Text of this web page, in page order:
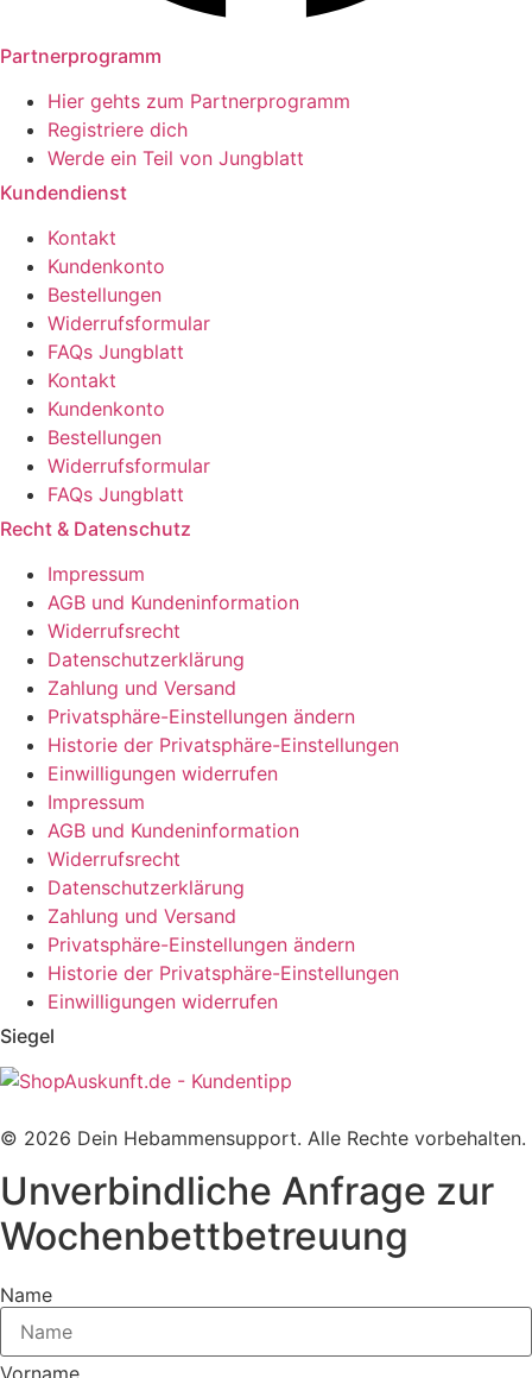
Partnerprogramm
Hier gehts zum Partnerprogramm
Registriere dich
Werde ein Teil von Jungblatt
Kundendienst
Kontakt
Kundenkonto
Bestellungen
Widerrufsformular
FAQs Jungblatt
Kontakt
Kundenkonto
Bestellungen
Widerrufsformular
FAQs Jungblatt
Recht & Datenschutz
Impressum
AGB und Kundeninformation
Widerrufsrecht
Datenschutzerklärung
Zahlung und Versand
Privatsphäre-Einstellungen ändern
Historie der Privatsphäre-Einstellungen
Einwilligungen widerrufen
Impressum
AGB und Kundeninformation
Widerrufsrecht
Datenschutzerklärung
Zahlung und Versand
Privatsphäre-Einstellungen ändern
Historie der Privatsphäre-Einstellungen
Einwilligungen widerrufen
Siegel
© 2026 Dein Hebammensupport. Alle Rechte vorbehalten.
Unverbindliche Anfrage zur
Wochenbettbetreuung
Name
Vorname